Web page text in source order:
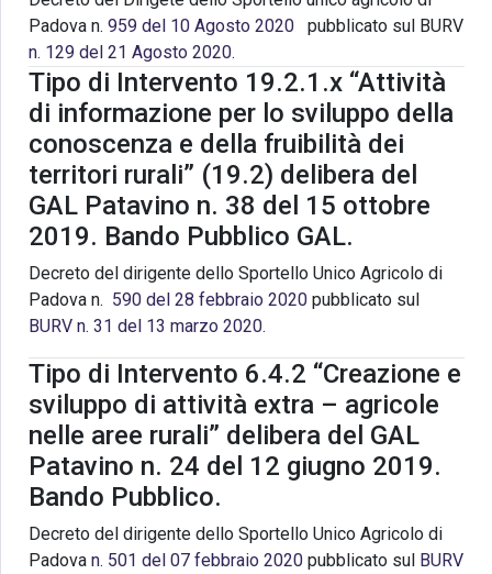
Padova n. 959 del 10 Agosto 2020
pubblicato sul BURV
n. 129 del 21 Agosto 2020.
Tipo di Intervento 19.2.1.x “Attività
di informazione per lo sviluppo della
conoscenza e della fruibilità dei
territori rurali” (19.2) delibera del
GAL Patavino n. 38 del 15 ottobre
2019. Bando Pubblico GAL.
Decreto del dirigente dello Sportello Unico Agricolo di
Padova n. 590 del 28 febbraio 2020 pubblicato sul
BURV n. 31 del 13 marzo 2020.
Tipo di Intervento 6.4.2 “Creazione e
sviluppo di attività extra – agricole
nelle aree rurali” delibera del GAL
Patavino n. 24 del 12 giugno 2019.
Bando Pubblico.
Decreto del dirigente dello Sportello Unico Agricolo di
Padova n. 501 del 07 febbraio 2020 pubblicato sul BURV